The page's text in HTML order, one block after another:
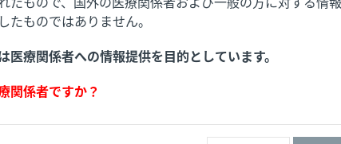
たものではありません。
医療関係者への情報提供を目的としています。
関係者ですか？